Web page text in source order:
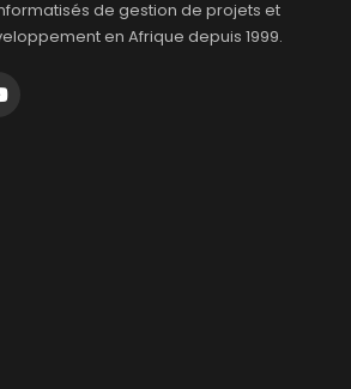
de gestion de projets et
en Afrique depuis 1999.